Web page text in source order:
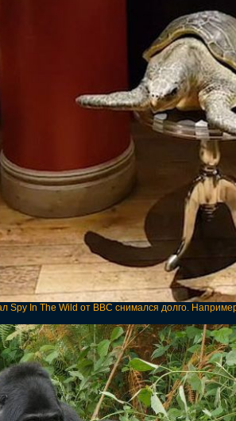
Spy In The Wild от BBC снимался долго.